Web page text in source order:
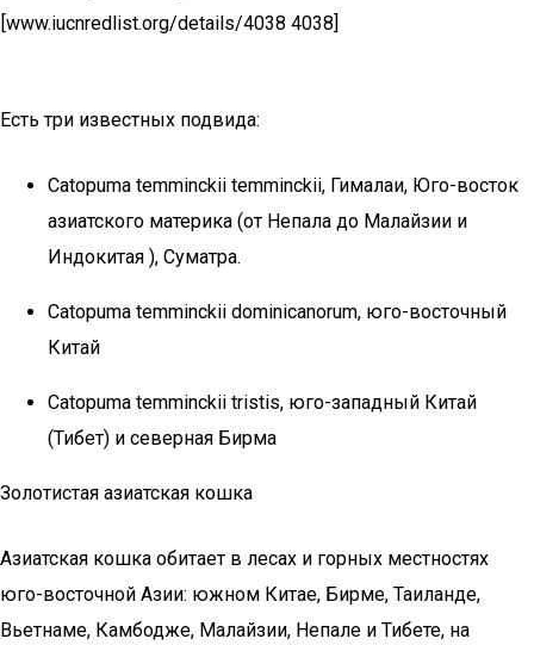
[www.iucnredlist.org/details/4038 4038]
Есть три известных подвида:
Catopuma temminckii temminckii, Гималаи, Юго-восток
азиатского материка (от Непала до Малайзии и
Индокитая ), Суматра.
Catopuma temminckii dominicanorum, юго-восточный
Китай
Catopuma temminckii tristis, юго-западный Китай
(Тибет) и северная Бирма
Золотистая азиатская кошка
Азиатская кошка обитает в лесах и горных местностях
юго-восточной Азии: южном Китае, Бирме, Таиланде,
Вьетнаме, Камбодже, Малайзии, Непале и Тибете, на